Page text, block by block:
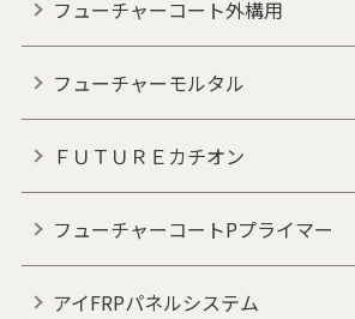
フューチャーコート外構用
フューチャーモルタル
ＦＵＴＵＲＥカチオン
フューチャーコートPプライマー
アイFRPパネルシステム